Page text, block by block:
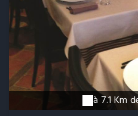
à 7.1 Km